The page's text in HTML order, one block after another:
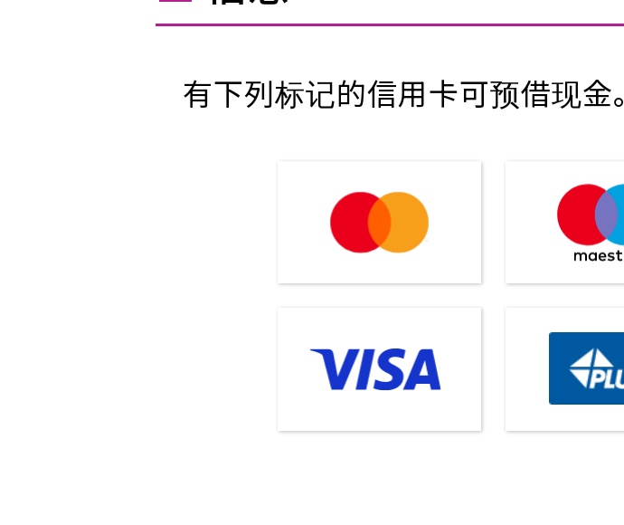
有下列标记的信用卡可预借现金。